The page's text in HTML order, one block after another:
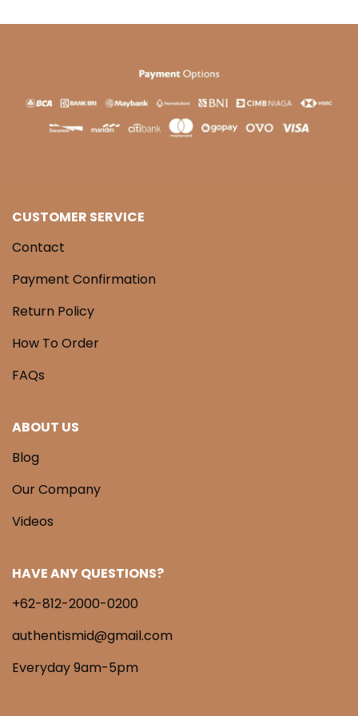
CUSTOMER SERVICE
Contact
Payment Confirmation
Return Policy
How To Order
FAQs
ABOUT US
Blog
Our Company
Videos
HAVE ANY QUESTIONS?
+62-812-2000-0200
authentismid@gmail.com
Everyday 9am-5pm